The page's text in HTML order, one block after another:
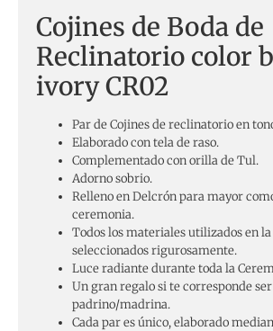
Cojines de Boda de
Reclinatorio color
ivory CR02
Par de Cojines de reclinatorio en
Elaborado con tela de raso.
Complementado con orilla de Tul.
Adorno sobrio.
Relleno en Delcrón para mayor
ceremonia.
Todos los materiales utilizados en
seleccionados rigurosamente.
Luce radiante durante toda la
Un gran regalo si te corresponde ser
padrino/madrina.
Cada par es único, elaborado